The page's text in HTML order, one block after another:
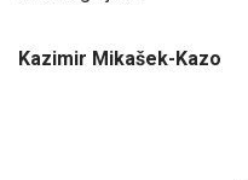
Kazimir Mikašek-Kazo